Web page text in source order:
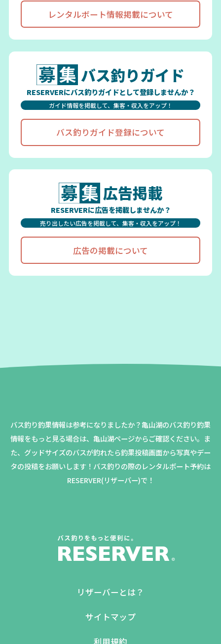
レンタルボート情報掲載について
バス釣りガイド
RESERVERにバス釣りガイドとして登録しませんか？
ガイド情報を掲載して、集客・収入をアップ！
バス釣りガイド登録について
広告掲載
RESERVERに広告を掲載しませんか？
売り出したい広告を掲載して、集客・収入をアップ！
広告の掲載について
バス釣り釣果情報は参考になりましたか？亀山湖のバス釣り釣果
情報をもっと見る場合は、亀山湖ページからご確認ください。 ま
た、グッドサイズのバスが釣れたら釣果投稿画面から写真やデー
タの投稿をお願いします！バス釣りの際のレンタルボート予約は
RESERVER(リザーバー)で！
リザーバーとは？
サイトマップ
利用規約